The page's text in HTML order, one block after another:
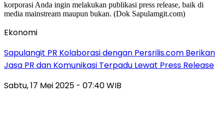
Ekonomi
Sapulangit PR Kolaborasi dengan Persrilis.com Berikan
Jasa PR dan Komunikasi Terpadu Lewat Press Release
Sabtu, 17 Mei 2025 - 07:40 WIB